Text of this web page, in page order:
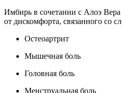
Имбирь в сочетании с Алоэ
от дискомфорта, связанного со
Остеоартрит
Мышечная боль
Головная боль
Менструальная боль